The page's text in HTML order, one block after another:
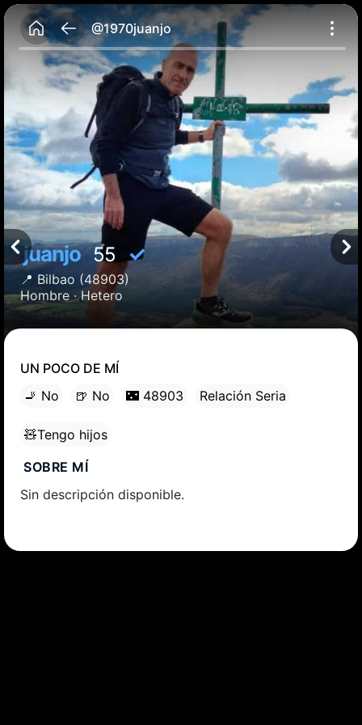
@1970juanjo
juanjo55 ✓
📍 Bilbao (48903)
Hombre ·Hetero
UN POCO DE MÍ
🚬 No
🍺 No 🌃 48903 Relación Seria
🧸Tengo hijos
SOBRE MÍ
Sin descripción disponible.